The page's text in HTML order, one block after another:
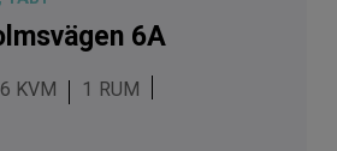
6A
1
KVM